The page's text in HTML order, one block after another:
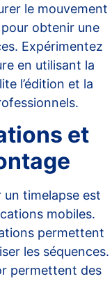
le mouvement
obtenir une
Expérimentez
en utilisant la
l’édition et la
et
timelapse est
mobiles.
permettent
les séquences.
permettent des